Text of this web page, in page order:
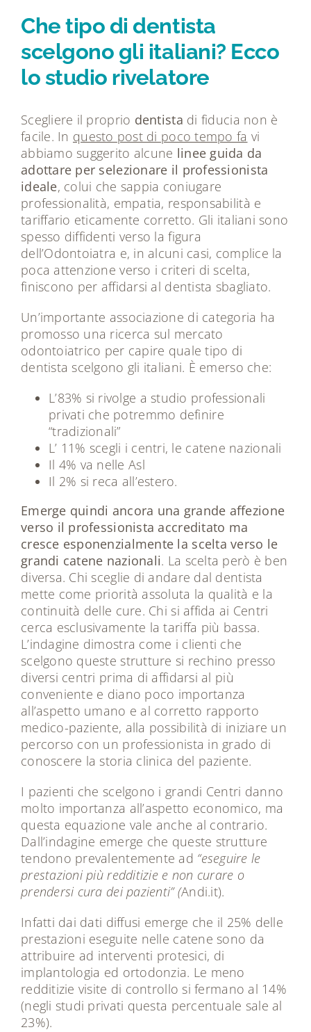
Dicono di noi
Contatti
Che tipo di dentista
scelgono gli italiani? Ecco
lo studio rivelatore
Scegliere il proprio dentista di fiducia non è
facile. In questo post di poco tempo fa vi
abbiamo suggerito alcune linee guida da
adottare per selezionare il professionista
ideale, colui che sappia coniugare
professionalità, empatia, responsabilità e
tariffario eticamente corretto. Gli italiani sono
spesso diffidenti verso la figura
dell’Odontoiatra e, in alcuni casi, complice la
poca attenzione verso i criteri di scelta,
finiscono per affidarsi al dentista sbagliato.
Un’importante associazione di categoria ha
promosso una ricerca sul mercato
odontoiatrico per capire quale tipo di
dentista scelgono gli italiani. È emerso che:
L’83% si rivolge a studio professionali
privati che potremmo definire
“tradizionali”
L’ 11% scegli i centri, le catene nazionali
Il 4% va nelle Asl
Il 2% si reca all’estero.
Emerge quindi ancora una grande affezione
verso il professionista accreditato ma
cresce esponenzialmente la scelta verso le
grandi catene nazionali. La scelta però è ben
diversa. Chi sceglie di andare dal dentista
mette come priorità assoluta la qualità e la
continuità delle cure. Chi si affida ai Centri
cerca esclusivamente la tariffa più bassa.
L’indagine dimostra come i clienti che
scelgono queste strutture si rechino presso
diversi centri prima di affidarsi al più
conveniente e diano poco importanza
all’aspetto umano e al corretto rapporto
medico-paziente, alla possibilità di iniziare un
percorso con un professionista in grado di
conoscere la storia clinica del paziente.
I pazienti che scelgono i grandi Centri danno
molto importanza all’aspetto economico, ma
questa equazione vale anche al contrario.
Dall’indagine emerge che queste strutture
tendono prevalentemente ad “eseguire le
prestazioni più redditizie e non curare o
prendersi cura dei pazienti” (Andi.it).
Infatti dai dati diffusi emerge che il 25% delle
prestazioni eseguite nelle catene sono da
attribuire ad interventi protesici, di
implantologia ed ortodonzia. Le meno
redditizie visite di controllo si fermano al 14%
(negli studi privati questa percentuale sale al
23%).